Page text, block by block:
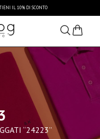
IL 10% DI SCONTO
“24223”